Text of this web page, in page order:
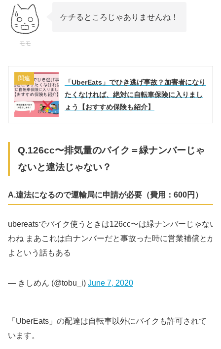
モモ
ケチるところじゃありませんね！
関連
「UberEats」でひき逃げ事故？加害者になり
たくなければ、絶対に自転車保険に入りまし
ょう【おすすめ保険も紹介】
Q.126cc〜排気量のバイク＝緑ナンバーじゃ
ないと違法じゃない？
A.違法になるので運輸局に申請が必要（費用：600円）
ubereatsでバイク使うときは126cc〜は緑ナンバーじゃない
わね まあこれは白ナンバーだと事故った時に営業補償とか
よという話もある
— きしめん (@tobu_i) June 7, 2020
「UberEats」の配達は自転車以外にバイクも許可されて
います。